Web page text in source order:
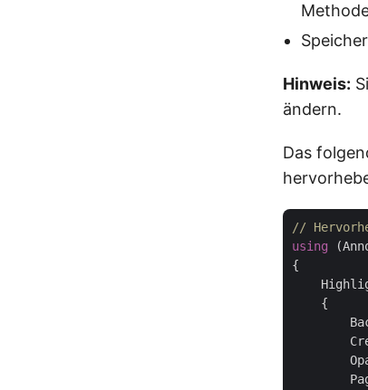
Hinweis:
ändern.
Das
//
using
{
    {